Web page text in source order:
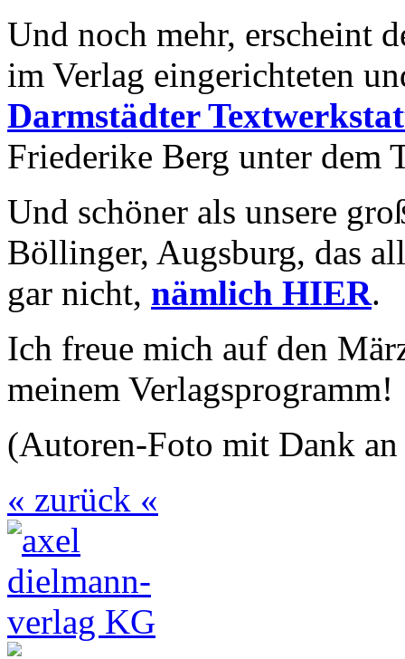
Und noch mehr, erscheint
im Verlag eingerichteten
Darmstädter
Friederike Berg unter dem
Und schöner als unsere
Böllinger, Augsburg, das
gar nicht, nämlich HIER.
Ich freue mich auf den
meinem Verlagsprogramm!
(Autoren-Foto mit Dank
« zurück «